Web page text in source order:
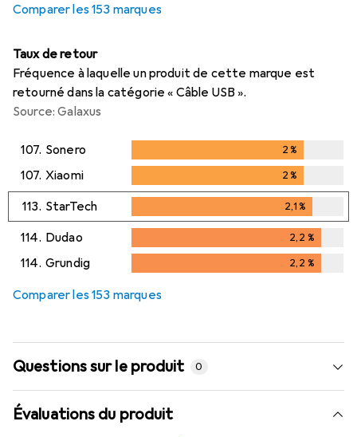
Comparer les 153 marques
Taux de retour
Fréquence à laquelle un produit de cette marque est
retourné dans la catégorie « Câble USB ».
Source: Galaxus
107. Sonero 2%
107. Xiaomi 2%
113. StarTech 2,1%
2,1%
114. Dudao 2,2 %
2,2%
114. Grundig 2,2 %
Comparer les 153 marques
Questions sur le produit 0
Évaluations du produit